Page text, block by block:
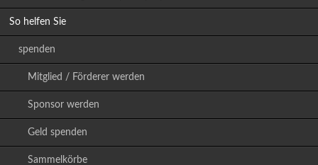
So helfen Sie
spenden
Mitglied / Förderer werden
Sponsor werden
Geld spenden
Sammelkörbe